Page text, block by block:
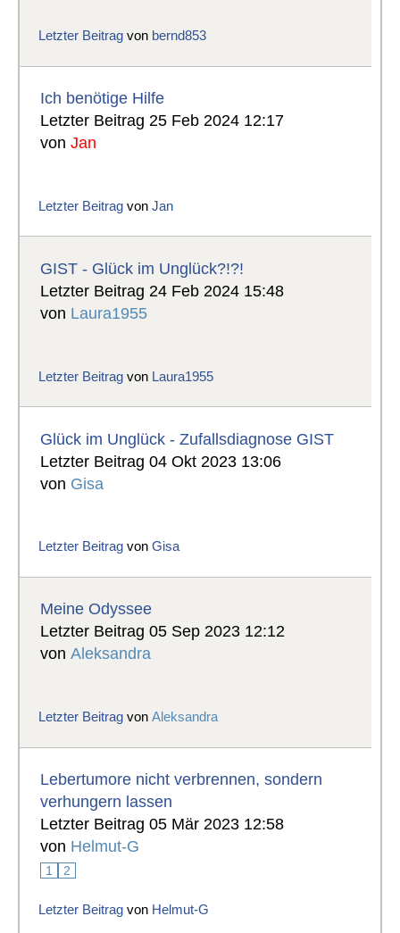
Letzter Beitrag von bernd853
Ich benötige Hilfe
Letzter Beitrag 25 Feb 2024 12:17
vonJan
Letzter Beitrag vonJan
GIST - Glück im Unglück?!?!
Letzter Beitrag 24 Feb 2024 15:48
von Laura1955
Letzter Beitrag von Laura1955
Glück im Unglück - Zufallsdiagnose GIST
Letzter Beitrag 04 Okt 2023 13:06
von Gisa
Letzter Beitrag vonGisa
Meine Odyssee
Letzter Beitrag 05 Sep 2023 12:12
vonAleksandra
Letzter Beitrag vonAleksandra
Lebertumore nicht verbrennen, sondern
verhungern lassen
Letzter Beitrag 05 Mär 2023 12:58
von Helmut-G
1 2
Letzter Beitrag von Helmut-G